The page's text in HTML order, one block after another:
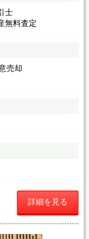
士
無料査定
売却
詳細を見る